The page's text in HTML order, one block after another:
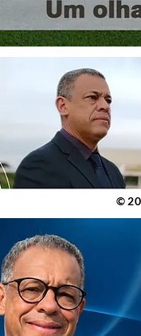
© 2023
©